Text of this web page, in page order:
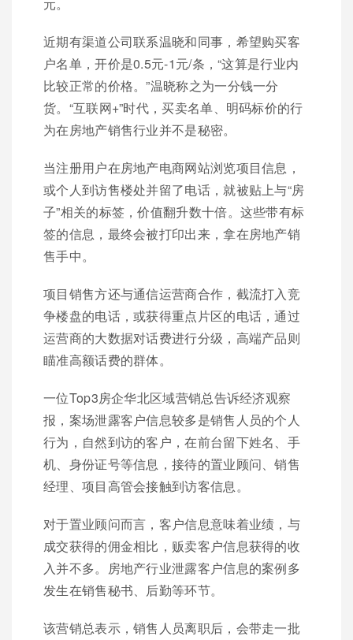
近期有渠道公司联系温晓和同事，希望购买客
户名单，开价是0.5元-1元/条，“这算是行业内
比较正常的价格。”温晓称之为一分钱一分
货。“互联网+”时代，买卖名单、明码标价的行
为在房地产销售行业并不是秘密。
当注册用户在房地产电商网站浏览项目信息，
或个人到访售楼处并留了电话，就被贴上与“房
子”相关的标签，价值翻升数十倍。这些带有标
签的信息，最终会被打印出来，拿在房地产销
售手中。
项目销售方还与通信运营商合作，截流打入竞
争楼盘的电话，或获得重点片区的电话，通过
运营商的大数据对话费进行分级，高端产品则
瞄准高额话费的群体。
一位Top3房企华北区域营销总告诉经济观察
报，案场泄露客户信息较多是销售人员的个人
行为，自然到访的客户，在前台留下姓名、手
机、身份证号等信息，接待的置业顾问、销售
经理、项目高管会接触到访客信息。
对于置业顾问而言，客户信息意味着业绩，与
成交获得的佣金相比，贩卖客户信息获得的收
入并不多。房地产行业泄露客户信息的案例多
发生在销售秘书、后勤等环节。
该营销总表示，销售人员离职后，会带走一批